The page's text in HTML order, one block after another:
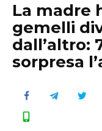
La madre
gemelli
dall’altro:
sorpresa